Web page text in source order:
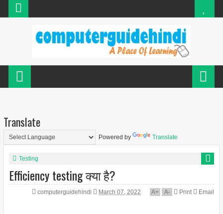
Translate
Powered by Translate
Testing
Efficiency testing क्या है?
computerguidehindi March 07, 2022 A+ A- Print Email